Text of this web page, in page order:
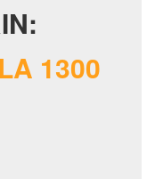
1300